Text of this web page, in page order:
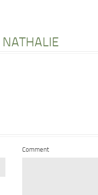
NATHALIE
Comment